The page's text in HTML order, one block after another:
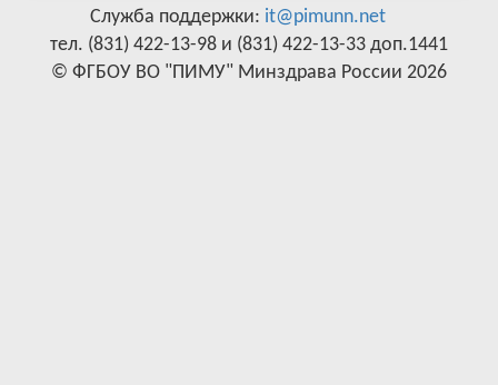
Служба поддержки: it@pimunn.net
тел. (831) 422-13-98 и (831) 422-13-33 доп.1441
© ФГБОУ ВО "ПИМУ" Минздрава России 2026